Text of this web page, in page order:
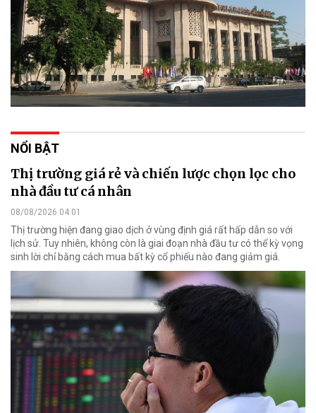
NỔI BẬT
Thị trường giá rẻ và chiến lược chọn lọc cho
nhà đầu tư cá nhân
08/08/2026 04:01
Thị trường hiện đang giao dịch ở vùng định giá rất hấp dẫn so với
lịch sử. Tuy nhiên, không còn là giai đoạn nhà đầu tư có thể kỳ vọng
sinh lời chỉ bằng cách mua bất kỳ cổ phiếu nào đang giảm giá.